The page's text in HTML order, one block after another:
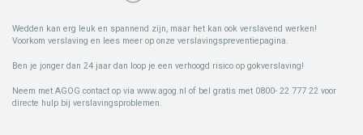
Wedden kan erg leuk en spannend zijn, maar het kan ook verslavend werken!
Voorkom verslaving en lees meer op onze verslavingspreventiepagina.
Ben je jonger dan 24 jaar dan loop je een verhoogd risico op gokverslaving!
Neem met AGOG contact op via www.agog.nl of bel gratis met 0800- 22 777 22 voor
directe hulp bij verslavingsproblemen.